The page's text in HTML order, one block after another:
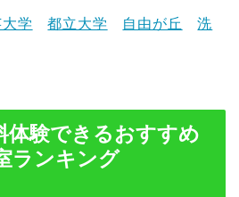
学 都立大学 自由が丘
洗
体験できるおすすめ
ランキング